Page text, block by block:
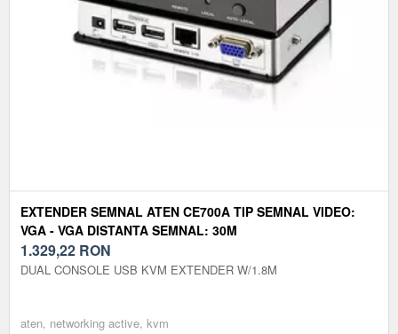
EXTENDER SEMNAL ATEN CE700A TIP SEMNAL VIDEO:
VGA - VGA DISTANTA SEMNAL: 30M
1.329,22 RON
DUAL CONSOLE USB KVM EXTENDER W/1.8M
aten, networking active, kvm